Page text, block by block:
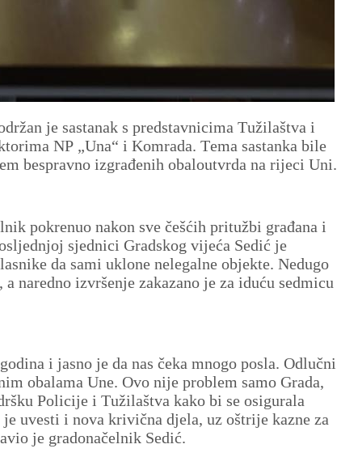
je sastanak s predstavnicima Tužilaštva i
NP „Una“ i Komrada. Tema sastanka bile
bespravno izgrađenih obaloutvrda na rijeci Uni.
pokrenuo nakon sve češćih pritužbi građana i
sjednici Gradskog vijeća Sedić je
da sami uklone nelegalne objekte. Nedugo
naredno izvršenje zakazano je za iduću sedmicu
i jasno je da nas čeka mnogo posla. Odlučni
obalama Une. Ovo nije problem samo Grada,
Policije i Tužilaštva kako bi se osigurala
uvesti i nova krivična djela, uz oštrije kazne za
je gradonačelnik Sedić.